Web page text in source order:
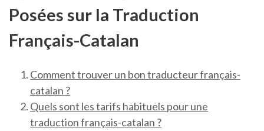
Posées sur la Traduction
Français-Catalan
Comment trouver un bon traducteur français-
catalan ?
Quels sont les tarifs habituels pour une
traduction français-catalan ?